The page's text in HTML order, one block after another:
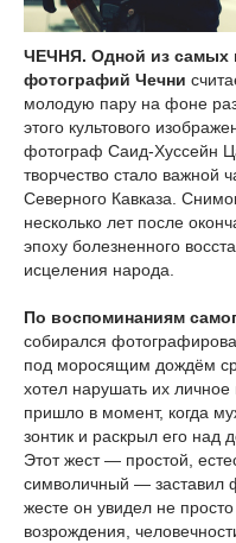
ЧЕЧНЯ. Одной из самых
фотографий Чечни
молодую пару на фоне
этого культового
фотограф Саид-Хуссейн
творчество стало важной
Северного Кавказа.
несколько лет после
эпоху болезненного
исцеления народа.
По воспоминаниям
собирался
под моросящим дождём
хотел нарушать их
пришло в момент, когда
зонтик и раскрыл его над
Этот жест — простой,
символичный — заставил
жесте он увидел не
возрождения,